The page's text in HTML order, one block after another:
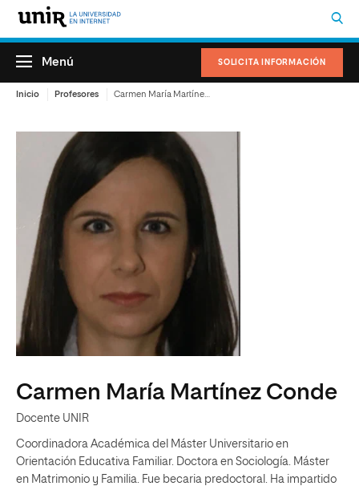
SOLICITA INFORMACIÓN
Menú
Inicio Profesores
Carmen María Martínez Conde
Docente UNIR
Coordinadora Académica del Máster Universitario en
Orientación Educativa Familiar. Doctora en Sociología. Máster
en Matrimonio y Familia. Fue becaria predoctoral. Ha impartido